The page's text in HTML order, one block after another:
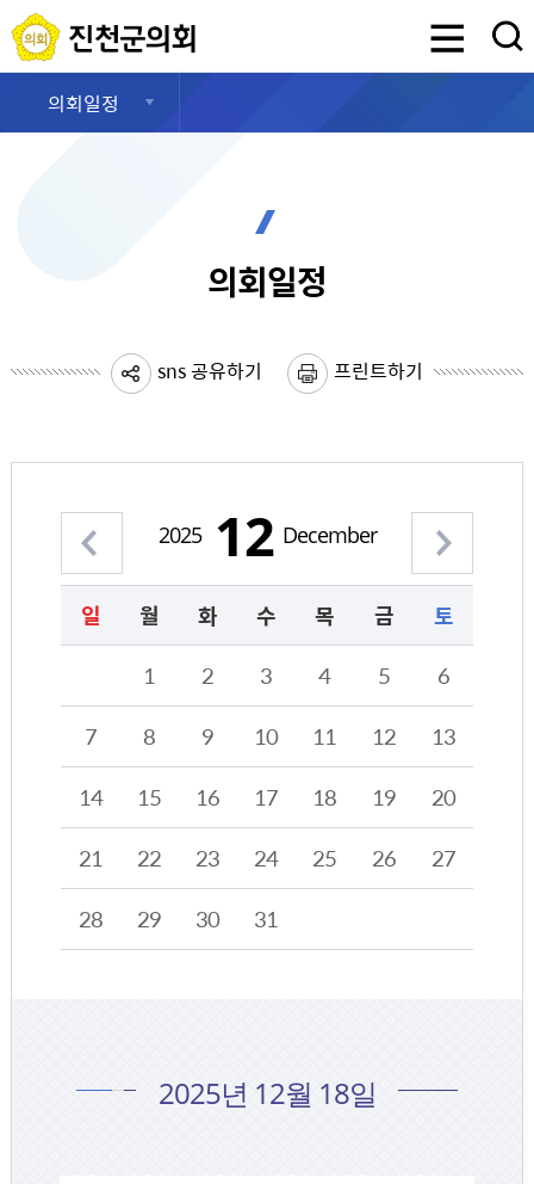
진천군의회
의회일정
의회일정
sns 공유하기 프린트하기
2025 12 December
2025년 12월의 달력형태로 해당 날짜를 클릭하시면 해당 날짜의 일정계획을 정보를 제공합니다.
일 월 화 수 목 금
토
1
2 3 4 5
6
7
8 9 10 11 12
13
14
15 16 17 18 19
20
21
22 23 24 25 26
27
28
29 30 31
2025년 12월 18일